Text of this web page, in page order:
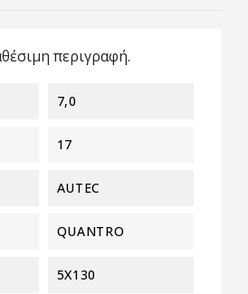
περιγραφή.
7,0
17
AUTEC
QUANTRO
5X130